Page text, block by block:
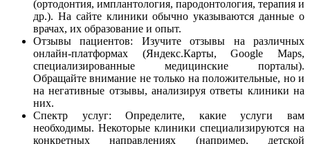
(ортодонтия, имплантология, пародонтология, терапия и
др.). На сайте клиники обычно указываются данные о
врачах, их образование и опыт.
Отзывы пациентов: Изучите отзывы на различных
онлайн-платформах (Яндекс.Карты, Google Maps,
специализированные медицинские порталы).
Обращайте внимание не только на положительные, но и
на негативные отзывы, анализируя ответы клиники на
них.
Спектр услуг: Определите, какие услуги вам
необходимы. Некоторые клиники специализируются на
конкретных направлениях (например, детской